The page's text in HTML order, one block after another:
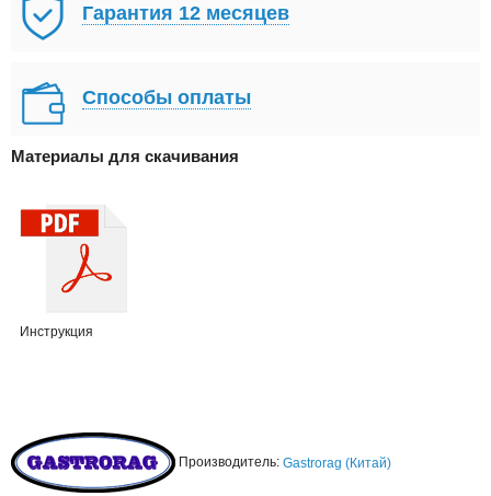
Гарантия 12 месяцев
Способы оплаты
Материалы для скачивания
Инструкция
Производитель: Gastrorag (Китай)